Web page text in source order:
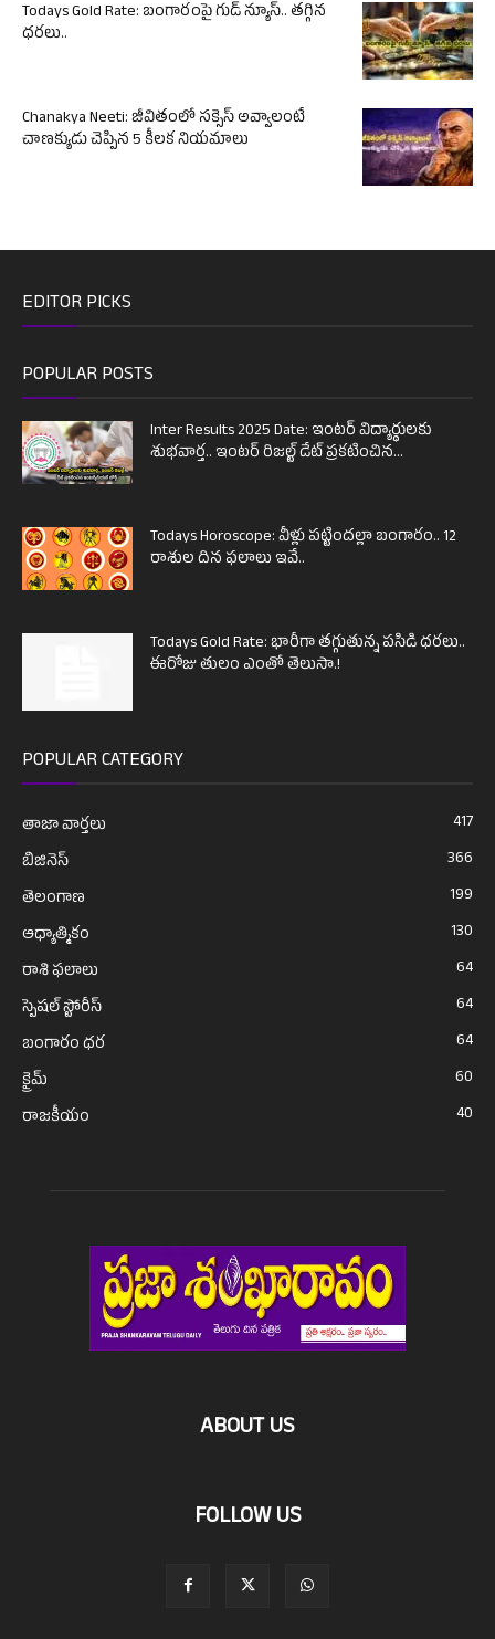
Todays Gold Rate: బంగారంపై గుడ్ న్యూస్.. తగ్గిన
ధరలు..
Chanakya Neeti: జీవితంలో సక్సెస్ అవ్వాలంటే
చాణక్యుడు చెప్పిన 5 కీలక నియమాలు
EDITOR PICKS
POPULAR POSTS
Inter Results 2025 Date: ఇంటర్ విద్యార్థులకు
శుభవార్త.. ఇంటర్ రిజల్ట్ డేట్ ప్రకటించిన...
Todays Horoscope: వీళ్లు పట్టిందల్లా బంగారం.. 12
రాశుల దిన ఫలాలు ఇవే..
Todays Gold Rate: భారీగా తగ్గుతున్న పసిడి ధరలు..
ఈరోజు తులం ఎంతో తెలుసా.!
POPULAR CATEGORY
తాజా వార్తలు
417
బిజినెస్
366
తెలంగాణ
199
ఆధ్యాత్మికం
130
రాశి ఫలాలు
64
స్పెషల్ స్టోరీస్
64
బంగారం ధర
64
క్రైమ్
60
రాజకీయం
40
ABOUT US
FOLLOW US